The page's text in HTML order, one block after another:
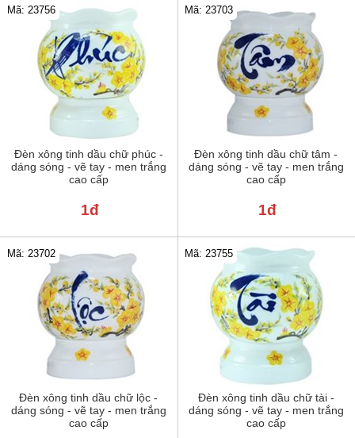
Đèn xông tinh dầu chữ phúc -
dáng sóng - vẽ tay - men trắng
cao cấp
Mã: 23756
1đ
Đèn xông tinh dầu chữ tâm -
dáng sóng - vẽ tay - men trắng
cao cấp
Mã: 23703
1đ
Đèn xông tinh dầu chữ lộc -
dáng sóng - vẽ tay - men trắng
cao cấp
Mã: 23702
Đèn xông tinh dầu chữ tài -
dáng sóng - vẽ tay - men trắng
cao cấp
Mã: 23755